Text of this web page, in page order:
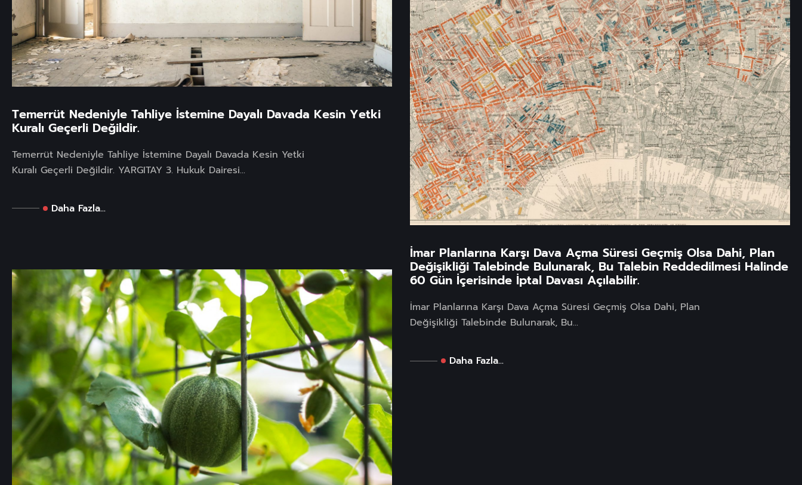
Temerrüt Nedeniyle Tahliye İstemine Dayalı Davada Kesin Yetki
Kuralı Geçerli Değildir.
Temerrüt Nedeniyle Tahliye İstemine Dayalı Davada Kesin Yetki
Kuralı Geçerli Değildir. YARGITAY 3. Hukuk Dairesi...
Daha Fazla...
İmar Planlarına Karşı Dava Açma Süresi Geçmiş Olsa Dahi, Plan
Değişikliği Talebinde Bulunarak, Bu Talebin Reddedilmesi Halinde
60 Gün İçerisinde İptal Davası Açılabilir.
İmar Planlarına Karşı Dava Açma Süresi Geçmiş Olsa Dahi, Plan
Değişikliği Talebinde Bulunarak, Bu...
Daha Fazla...